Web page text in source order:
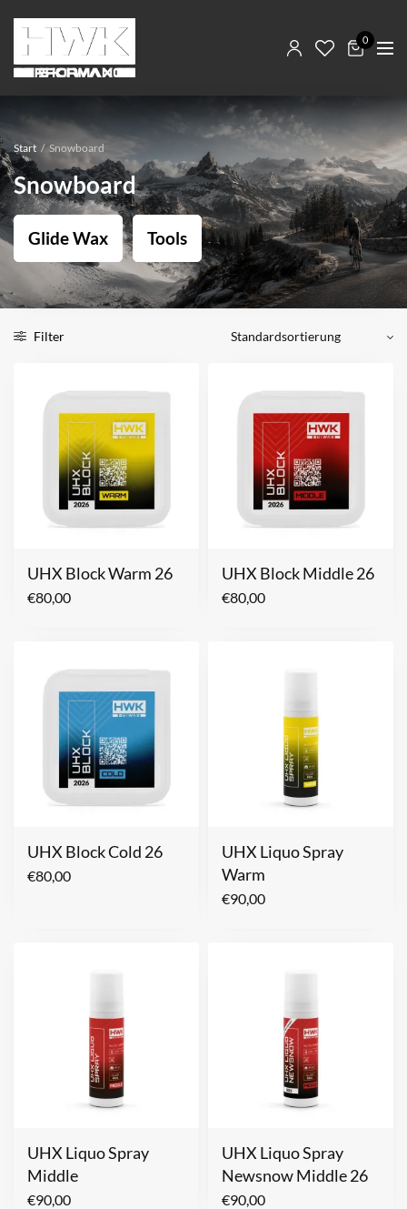
0
Start / Snowboard
Snowboard
Glide Wax Tools
Filter
UHX Block Warm 26
€80,00
UHX Block Middle 26
€80,00
UHX Block Cold 26
€80,00
UHX Liquo Spray
Warm
€90,00
UHX Liquo Spray
Middle
€90,00
UHX Liquo Spray
Newsnow Middle 26
€90,00